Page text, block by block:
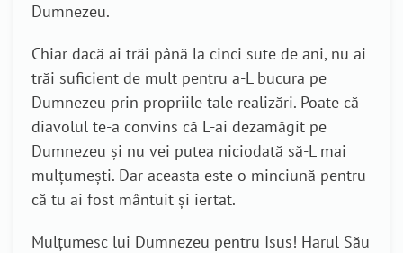
Dumnezeu.
Chiar dacă ai trăi până la cinci sute de ani, nu ai
trăi suficient de mult pentru a-L bucura pe
Dumnezeu prin propriile tale realizări. Poate că
diavolul te-a convins că L-ai dezamăgit pe
Dumnezeu și nu vei putea niciodată să-L mai
mulțumești. Dar aceasta este o minciună pentru
că tu ai fost mântuit și iertat.
Mulțumesc lui Dumnezeu pentru Isus! Harul Său